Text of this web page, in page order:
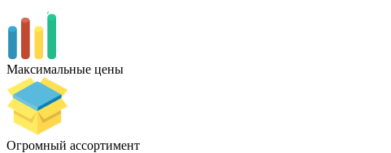
Максимальные цены
Огромный ассортимент